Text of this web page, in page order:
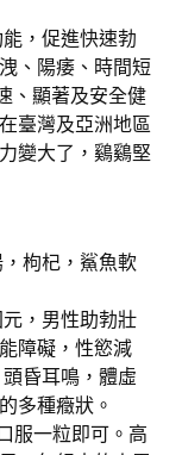
，促進快速勃
、陽痿、時間短
、顯著及安全健
臺灣及亞洲地區
變大了，鷄鷄堅
枸杞，鯊魚軟
，男性助勃壯
障礙，性慾減
昏耳鳴，體虛
多種癥狀。
服一粒即可。高